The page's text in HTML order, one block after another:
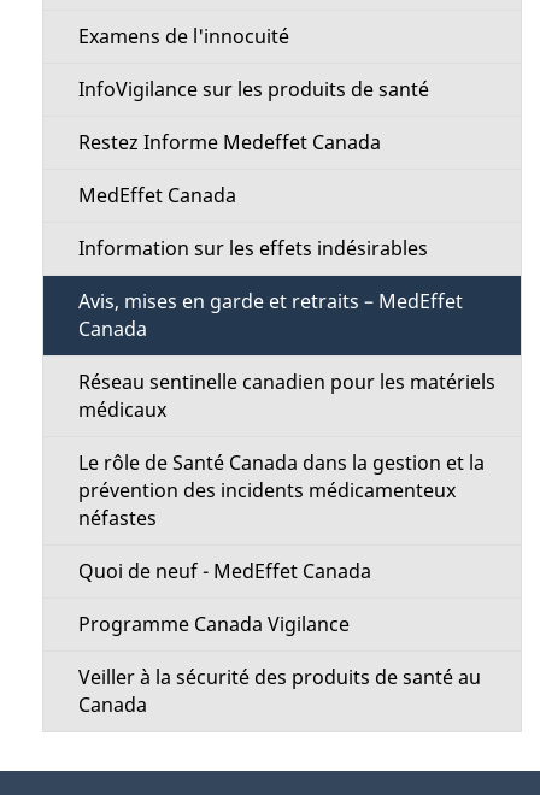
Examens de l'innocuité
InfoVigilance sur les produits de santé
Restez Informe Medeffet Canada
MedEffet Canada
Information sur les effets indésirables
Avis, mises en garde et retraits – MedEffet
Canada
Réseau sentinelle canadien pour les matériels
médicaux
Le rôle de Santé Canada dans la gestion et la
prévention des incidents médicamenteux
néfastes
Quoi de neuf - MedEffet Canada
Programme Canada Vigilance
Veiller à la sécurité des produits de santé au
Canada